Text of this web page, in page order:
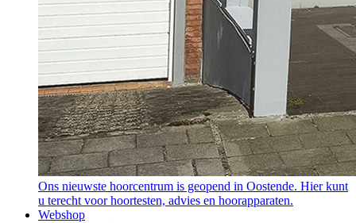
Ons nieuwste hoorcentrum is geopend in Oostende. Hier kunt
u terecht voor hoortesten, advies en hoorapparaten.
Webshop